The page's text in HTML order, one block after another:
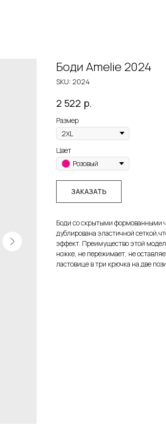
Боди Amelie 2024
SKU: 2024
2 522 р.
Размер
Цвет
Розовый
ЗАКАЗАТЬ
Боди со скрытыми формованными
дублирована эластичной
эффект. Преимущество этой
ножке, не пережимает, не
ластовице в три крючка на две